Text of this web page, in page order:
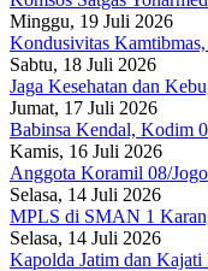
Minggu, 19 Juli 2026
Kondusivitas
Sabtu, 18 Juli 2026
Jaga Kesehatan dan
Jumat, 17 Juli 2026
Babinsa Kendal, Kodim
Kamis, 16 Juli 2026
Anggota Koramil 08/
Selasa, 14 Juli 2026
MPLS di SMAN 1
Selasa, 14 Juli 2026
Kapolda Jatim dan Kajati